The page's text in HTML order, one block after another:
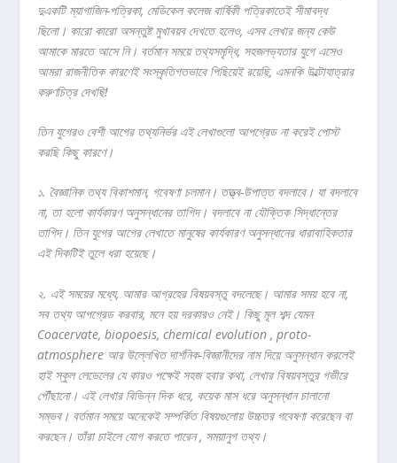
দুএকটিম্যাগাজিন-পত্রিকা, মেডিকেলকলেজবার্ষিকী পত্রিকাতেইসীমাবদ্ধ
ছিলো। কারোকারো অসন্তুষ্টমুখাবয়বদেখতেহলেও, এসবলেখারজন্যকেউ
আমাকেমারতে আসেনি। বর্তমানসময়েতথ্যসমৃদ্ধি, সহজলভ্যতার যুগেএসেও
আমরারাজনীতিককারণেইসংস্কৃতিগতভাবেপিছিয়েইরয়েছি, এমনকি উল্টোযাত্রার
করুণচিত্রদেখছি!
তিন যুগেরও বেশী আগেরতথ্যনির্ভরএইলেখাগুলো আপগ্রেডনাকরেইপোস্ট
করছিকিছুকারণে।
১. বৈজ্ঞানিকতথ্যবিকাশমান, গবেষণাচলমান। তত্ত্ব-উপাত্তবদলাবে। যাবদলাবে
না, তাহলোকার্যকারণঅনুসন্ধানেরতাগিদ। বদলাবেনাযৌক্তিকসিদ্ধান্তের
তাগিদ। তিন যুগের আগেরলেখাতেমানুষেরকার্যকারণঅনুসন্ধানের ধারাবাহিকতার
এইদিকটিইতুলে ধরাহয়েছে।
২. এইসময়েরমধ্যে, আমার আগ্রহেরবিষয়বস্তুবদলেছে। আমারসময়হবেনা,
সবতথ্য আপগ্রেডকরবার, মনেহয়দরকারও নেই। কিছুমূল শব্দযেমন
Coacervate, biopoesis, chemical evolution , proto-
atmosphere আর উল্লেখিতদার্শনিক-বিজ্ঞানীদেরনামদিয়ে অনুসন্ধানকরলেই
হাইস্কুললেভেলেরযেকারও পক্ষেইসহজহবারকথা, লেখারবিষয়বস্তুর গভীরে
পৌঁছানো। এইলেখারবিভিন্নদিক ধরে, কয়েকমাস ধরে অনুসন্ধানচালানো
সম্ভব। বর্তমানসময়ে অনেকেইসম্পর্কিতবিষয়গুলোয় উচ্চতর গবেষণাকরেছেনবা
করছেন। তাঁরাচাইলেযোগকরতে পারেন , সময়ানুগতথ্য।